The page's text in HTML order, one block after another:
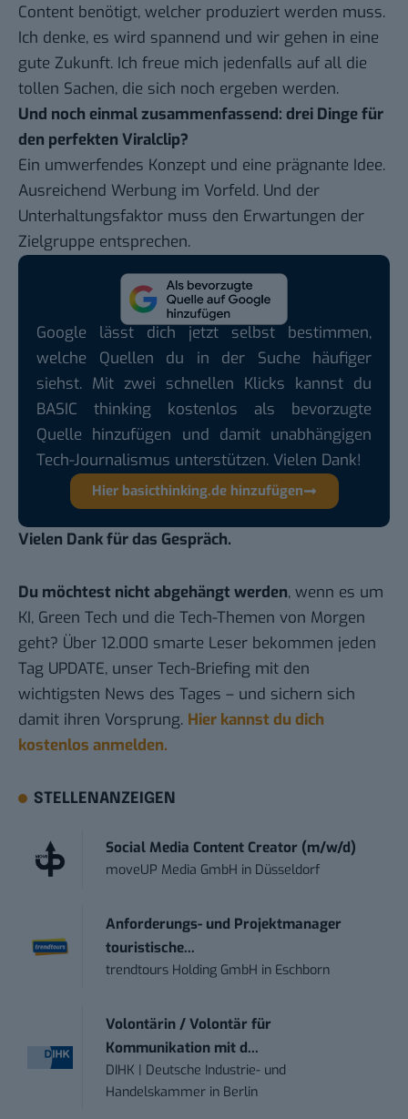
Content benötigt, welcher produziert werden muss.
Ich denke, es wird spannend und wir gehen in eine
gute Zukunft. Ich freue mich jedenfalls auf all die
tollen Sachen, die sich noch ergeben werden.
Und noch einmal zusammenfassend: drei Dinge für
den perfekten Viralclip?
Ein umwerfendes Konzept und eine prägnante Idee.
Ausreichend Werbung im Vorfeld. Und der
Unterhaltungsfaktor muss den Erwartungen der
Zielgruppe entsprechen.
Google lässt dich jetzt selbst bestimmen,
welche Quellen du in der Suche häufiger
siehst. Mit zwei schnellen Klicks kannst du
BASIC thinking kostenlos als bevorzugte
Quelle hinzufügen und damit unabhängigen
Tech-Journalismus unterstützen. Vielen Dank!
Hier basicthinking.de hinzufügen
Vielen Dank für das Gespräch.
Du möchtest nicht abgehängt werden, wenn es um
KI, Green Tech und die Tech-Themen von Morgen
geht? Über 12.000 smarte Leser bekommen jeden
Tag UPDATE, unser Tech-Briefing mit den
wichtigsten News des Tages – und sichern sich
damit ihren Vorsprung. Hier kannst du dich
kostenlos anmelden.
STELLENANZEIGEN
Social Media Content Creator (m/w/d)
moveUP Media GmbH in Düsseldorf
Anforderungs- und Projektmanager
touristische...
trendtours Holding GmbH in Eschborn
Volontärin / Volontär für
Kommunikation mit d...
DIHK | Deutsche Industrie- und
Handelskammer in Berlin